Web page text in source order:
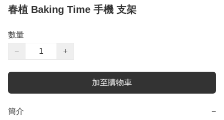
春植 Baking Time 手機 支架
數量
−
+
加至購物車
簡介 −